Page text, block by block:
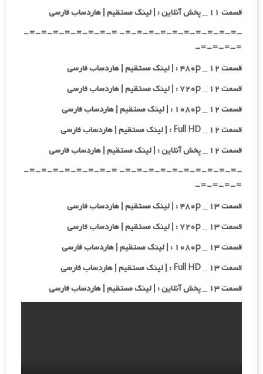
قسمت ۱۱ _ پخش آنلاین : | لینک مستقیم | هاردساب فارسی
-=-=-=-=-=-=-=-=-=-=- =-=-=-=-=-=-=-=-
=-=-=-=-
قسمت ۱۲ _ ۴۸۰p : | لینک مستقیم | هاردساب فارسی
قسمت ۱۲ _ ۷۲۰p : | لینک مستقیم | هاردساب فارسی
قسمت ۱۲ _ ۱۰۸۰p : | لینک مستقیم | هاردساب فارسی
قسمت ۱۲ _ Full HD : | لینک مستقیم | هاردساب فارسی
قسمت ۱۲ _ پخش آنلاین : | لینک مستقیم | هاردساب فارسی
-=-=-=-=-=-=-=-=-=-=- =-=-=-=-=-=-=-=-
=-=-=-=-
قسمت ۱۳ _ ۴۸۰p : | لینک مستقیم | هاردساب فارسی
قسمت ۱۳ _ ۷۲۰p : | لینک مستقیم | هاردساب فارسی
قسمت ۱۳ _ ۱۰۸۰p : | لینک مستقیم | هاردساب فارسی
قسمت ۱۳ _ Full HD : | لینک مستقیم | هاردساب فارسی
قسمت ۱۳ _ پخش آنلاین : | لینک مستقیم | هاردساب فارسی